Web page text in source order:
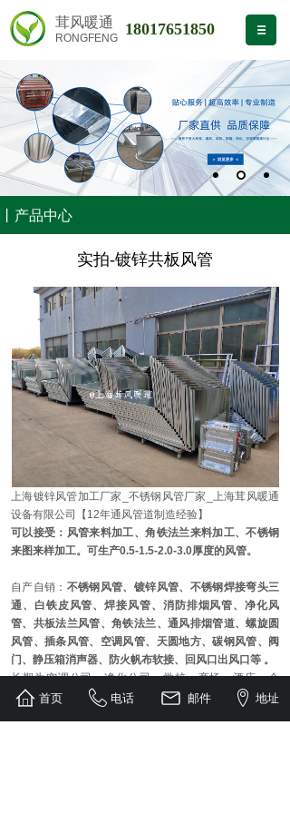
茸风暖通 18017651850
RONGFENG
丨产品中心
实拍-镀锌共板风管
上海镀锌风管加工厂家_不锈钢风管厂家_上海茸风暖通
设备有限公司【12年通风管道制造经验】
可以接受：风管来料加工、角铁法兰来料加工、不锈钢
来图来样加工。可生产0.5-1.5-2.0-3.0厚度的风管。
自产自销： 不锈钢风管、镀锌风管、不锈钢焊接弯头三
通、白铁皮风管、焊接风管、消防排烟风管、净化风
管、共板法兰风管、角铁法兰、通风排烟管道、螺旋圆
风管、插条风管、空调风管、天圆地方、碳钢风管、阀
门、静压箱消声器、防火帆布软接、回风口出风口等 。
长期为空调公司、净化公司、学校、商场、酒店、仓
库、医院、物流园、餐厅、厨房、消防公司、装修公
首页 电话 邮件 地址